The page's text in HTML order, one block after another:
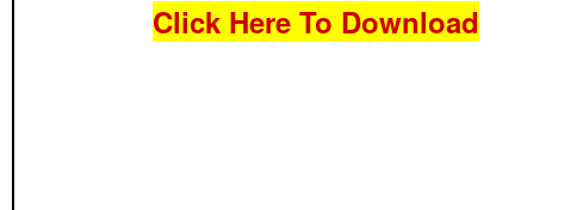
Click Here To Download